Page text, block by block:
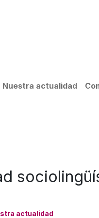
Nuestra actualidad
actualidad